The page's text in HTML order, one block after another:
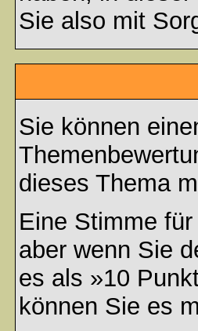
Sie also mit
Sie können
dieses Thema
Eine Stimme
aber wenn Sie
es als »10
können Sie es